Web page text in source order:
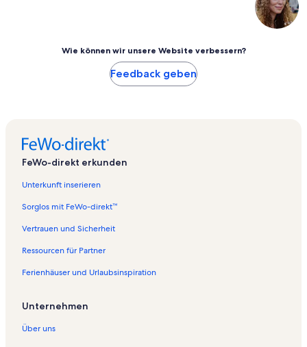
Wie können wir unsere Website verbessern?
Feedback geben
FeWo-direkt erkunden
Unterkunft inserieren
Sorglos mit FeWo-direkt™
Vertrauen und Sicherheit
Ressourcen für Partner
Ferienhäuser und Urlaubsinspiration
Unternehmen
Über uns